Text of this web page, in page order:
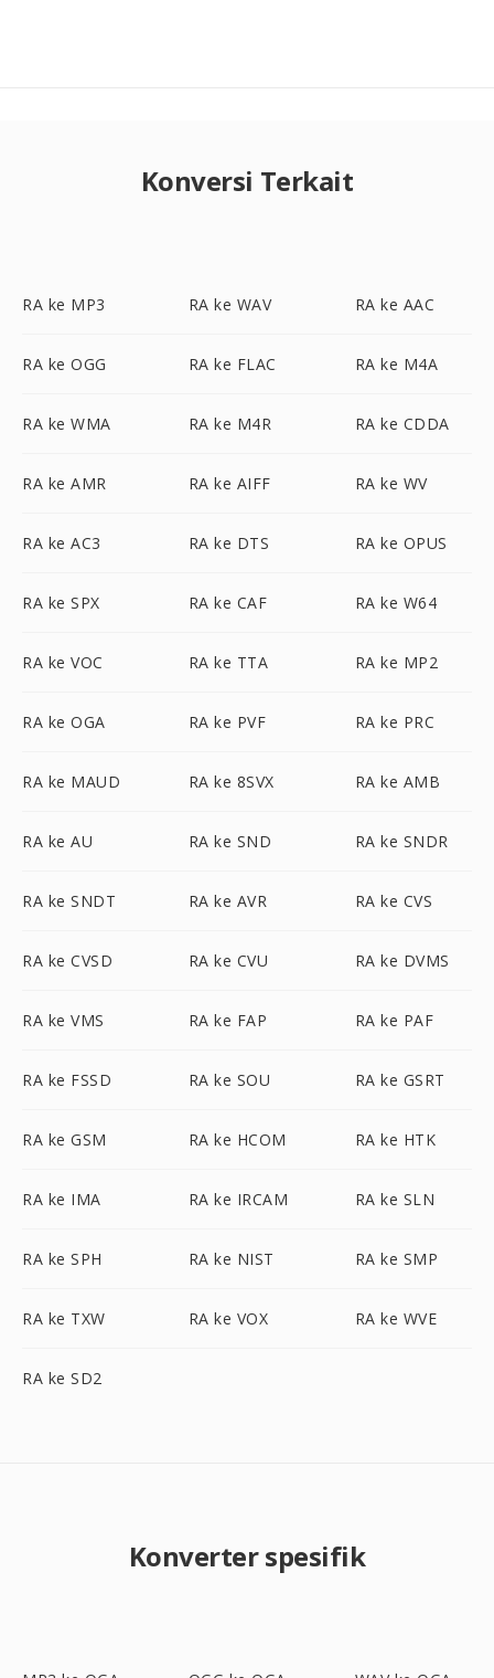
Konversi Terkait
RA ke MP3 RA ke WAV RA ke AAC
RA ke OGG RA ke FLAC RA ke M4A
RA ke WMA RA ke M4R RA ke CDDA
RA ke AMR RA ke AIFF RA ke WV
RA ke AC3 RA ke DTS RA ke OPUS
RA ke SPX RA ke CAF RA ke W64
RA ke VOC RA ke TTA RA ke MP2
RA ke OGA RA ke PVF RA ke PRC
RA ke MAUD RA ke 8SVX RA ke AMB
RA ke AU RA ke SND RA ke SNDR
RA ke SNDT RA ke AVR RA ke CVS
RA ke CVSD RA ke CVU RA ke DVMS
RA ke VMS RA ke FAP RA ke PAF
RA ke FSSD RA ke SOU RA ke GSRT
RA ke GSM RA ke HCOM RA ke HTK
RA ke IMA RA ke IRCAM RA ke SLN
RA ke SPH RA ke NIST RA ke SMP
RA ke TXW RA ke VOX RA ke WVE
RA ke SD2
Konverter spesifik